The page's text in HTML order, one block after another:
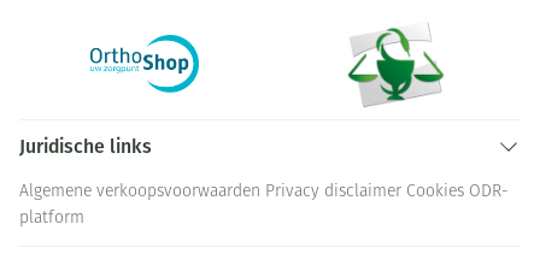
Juridische links
Algemene verkoopsvoorwaarden Privacy disclaimer Cookies ODR-
platform